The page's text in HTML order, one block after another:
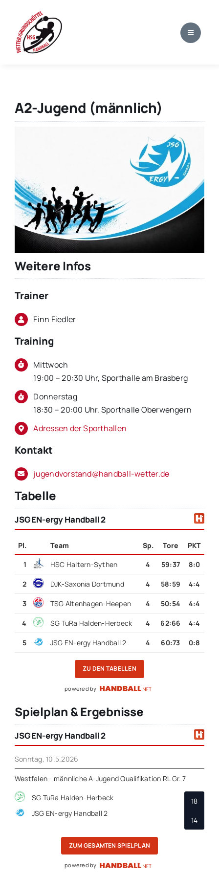
springen
A2-Jugend (männlich)
Weitere Infos
Trainer
Finn Fiedler
Training
Mittwoch
19:00 – 20:30 Uhr, Sporthalle am Brasberg
Donnerstag
18:30 – 20:00 Uhr, Sporthalle Oberwengern
Adressen der Sporthallen
Kontakt
jugendvorstand@handball-wetter.de
Tabelle
JSG EN-ergy Handball 2
Pl. Team Sp. Tore PKT
1 HSC Haltern-Sythen 4 59:37 8:0
2 DJK-Saxonia Dortmund 4 58:59 4:4
3 TSG Altenhagen-Heepen 4 50:54 4:4
4 SG TuRa Halden-Herbeck 4 62:66 4:4
5 JSG EN-ergy Handball 2 4 60:73 0:8
ZU DEN TABELLEN
powered by
Spielplan & Ergebnisse
JSG EN-ergy Handball 2
Sonntag, 10.5.2026
Westfalen - männliche A-Jugend Qualifikation RL Gr. 7
SG TuRa Halden-Herbeck
JSG EN-ergy Handball 2
18
14
ZUM GESAMTEN SPIELPLAN
powered by